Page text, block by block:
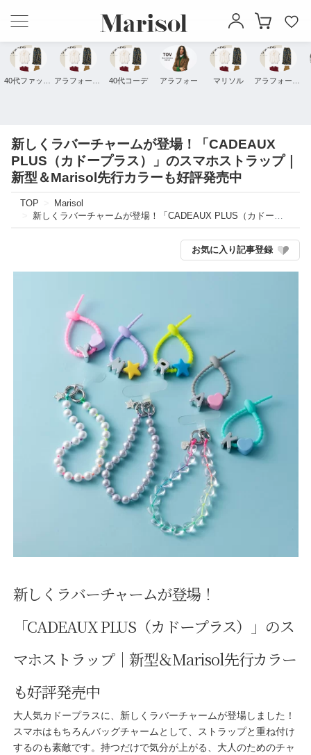
40代コーデ アラフォー マリソル
新しくラバーチャームが登場！「CADEAUX
PLUS（カドープラス）」のスマホストラップ｜
新型＆Marisol先行カラーも好評発売中
TOP
Marisol
新しくラバーチャームが登場！「CADEAUX PLUS（カドープラス）」のスマホストラップ｜新型＆Marisol先行カラーも好評発売中
お気に入り記事登録
新しくラバーチャームが登場！
「CADEAUX PLUS（カドープラス）」のス
マホストラップ｜新型＆Marisol先行カラー
も好評発売中
大人気カドープラスに、新しくラバーチャームが登場しました！
スマホはもちろんバッグチャームとして、ストラップと重ね付け
するのも素敵です。持つだけで気分が上がる、大人のためのチャ